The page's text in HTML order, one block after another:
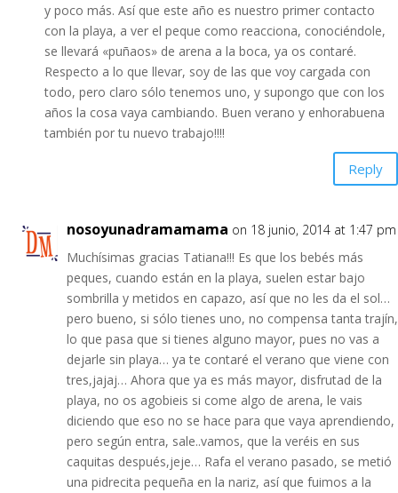
y poco más. Así que este año es nuestro primer contacto
con la playa, a ver el peque como reacciona, conociéndole,
se llevará «puñaos» de arena a la boca, ya os contaré.
Respecto a lo que llevar, soy de las que voy cargada con
todo, pero claro sólo tenemos uno, y supongo que con los
años la cosa vaya cambiando. Buen verano y enhorabuena
también por tu nuevo trabajo!!!!
Reply
nosoyunadramamama on 18 junio, 2014 at 1:47 pm
Muchísimas gracias Tatiana!!! Es que los bebés más
peques, cuando están en la playa, suelen estar bajo
sombrilla y metidos en capazo, así que no les da el sol…
pero bueno, si sólo tienes uno, no compensa tanta trajín,
lo que pasa que si tienes alguno mayor, pues no vas a
dejarle sin playa… ya te contaré el verano que viene con
tres,jajaj… Ahora que ya es más mayor, disfrutad de la
playa, no os agobieis si come algo de arena, le vais
diciendo que eso no se hace para que vaya aprendiendo,
pero según entra, sale..vamos, que la veréis en sus
caquitas después,jeje… Rafa el verano pasado, se metió
una pidrecita pequeña en la nariz, así que fuimos a la